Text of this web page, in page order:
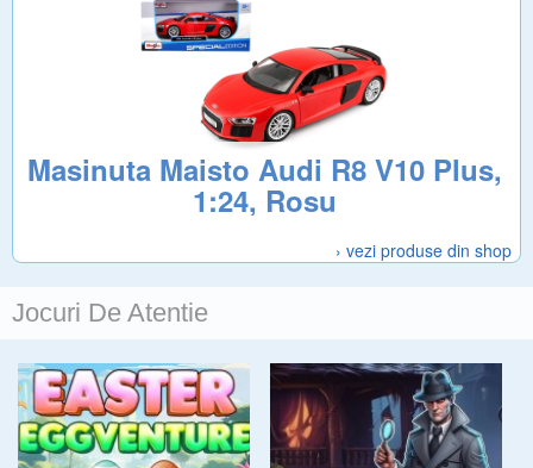
Masinuta Maisto Audi R8 V10 Plus,
1:24, Rosu
› vezi produse din shop
Jocuri De Atentie